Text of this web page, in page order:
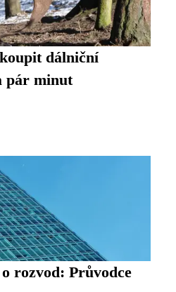
dálniční
pár minut
rozvod: Průvodce